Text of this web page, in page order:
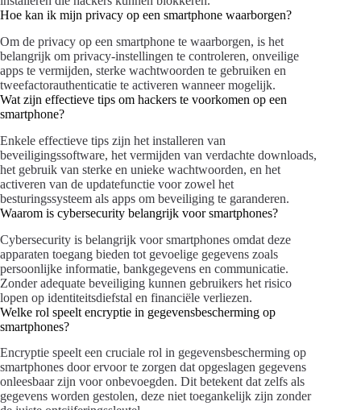
Hoe kan ik mijn privacy op een smartphone waarborgen?
Om de privacy op een smartphone te waarborgen, is het
belangrijk om privacy-instellingen te controleren, onveilige
apps te vermijden, sterke wachtwoorden te gebruiken en
tweefactorauthenticatie te activeren wanneer mogelijk.
Wat zijn effectieve tips om hackers te voorkomen op een
smartphone?
Enkele effectieve tips zijn het installeren van
beveiligingssoftware, het vermijden van verdachte downloads,
het gebruik van sterke en unieke wachtwoorden, en het
activeren van de updatefunctie voor zowel het
besturingssysteem als apps om beveiliging te garanderen.
Waarom is cybersecurity belangrijk voor smartphones?
Cybersecurity is belangrijk voor smartphones omdat deze
apparaten toegang bieden tot gevoelige gegevens zoals
persoonlijke informatie, bankgegevens en communicatie.
Zonder adequate beveiliging kunnen gebruikers het risico
lopen op identiteitsdiefstal en financiële verliezen.
Welke rol speelt encryptie in gegevensbescherming op
smartphones?
Encryptie speelt een cruciale rol in gegevensbescherming op
smartphones door ervoor te zorgen dat opgeslagen gegevens
onleesbaar zijn voor onbevoegden. Dit betekent dat zelfs als
gegevens worden gestolen, deze niet toegankelijk zijn zonder